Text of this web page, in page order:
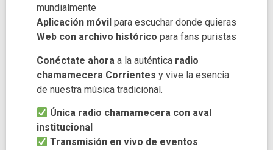
mundialmente
Aplicación móvil para escuchar donde quieras
Web con archivo histórico para fans puristas
Conéctate ahora a la auténtica radio
chamamecera Corrientes y vive la esencia
de nuestra música tradicional.
Única radio chamamecera con aval
institucional
Transmisión en vivo de eventos